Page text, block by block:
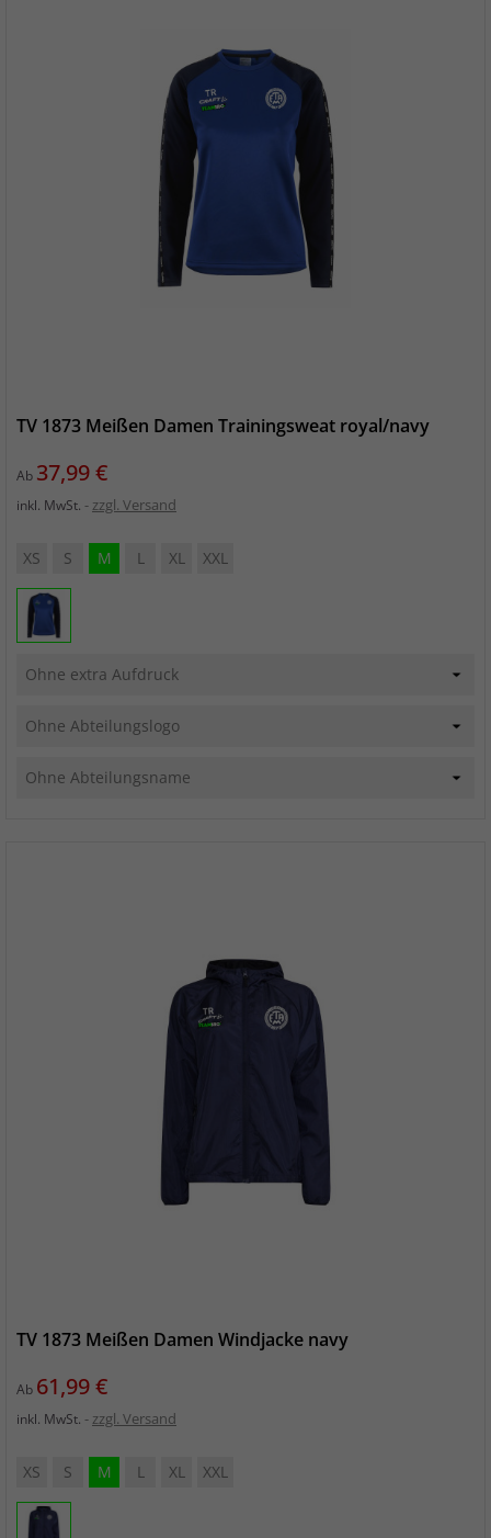
TV 1873 Meißen Damen Trainingsweat royal/navy
Ab Preis
37,99 €
inkl. MwSt. zzgl. Versand
XS S M L XL XXL
TV 1873 Meißen Damen Windjacke navy
Ab Preis
61,99 €
inkl. MwSt. zzgl. Versand
XS S M L XL XXL